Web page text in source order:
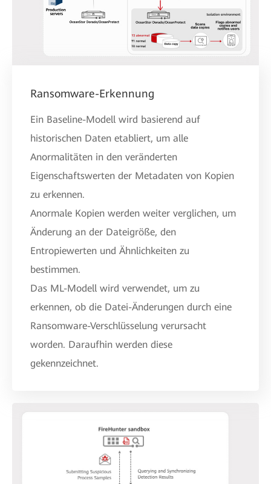
Ransomware-Erkennung
Ein Baseline-Modell wird basierend auf
historischen Daten etabliert, um alle
Anormalitäten in den veränderten
Eigenschaftswerten der Metadaten von Kopien
zu erkennen.
Anormale Kopien werden weiter verglichen, um
Änderung an der Dateigröße, den
Entropiewerten und Ähnlichkeiten zu
bestimmen.
Das ML-Modell wird verwendet, um zu
erkennen, ob die Datei-Änderungen durch eine
Ransomware-Verschlüsselung verursacht
worden. Daraufhin werden diese
gekennzeichnet.